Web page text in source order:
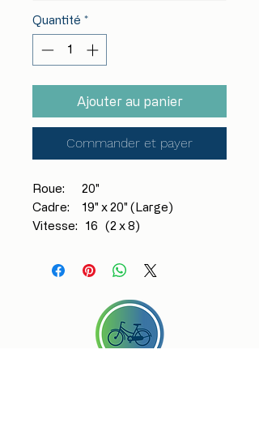
Quantité *
Ajouter au panier
Commander et payer
Roue: 20"
Cadre: 19" x 20" (Large)
Vitesse: 16 (2 x 8)